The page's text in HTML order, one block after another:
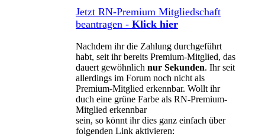
Jetzt RN-Premium Mitgliedschaft
beantragen - Klick hier
Nachdem ihr die Zahlung durchgeführt
habt, seit ihr bereits Premium-Mitglied, das
dauert gewöhnlich nur Sekunden. Ihr seit
allerdings im Forum noch nicht als
Premium-Mitglied erkennbar. Wollt ihr
duch eine grüne Farbe als RN-Premium-
Mitglied erkennbar
sein, so könnt ihr dies ganz einfach über
folgenden Link aktivieren: